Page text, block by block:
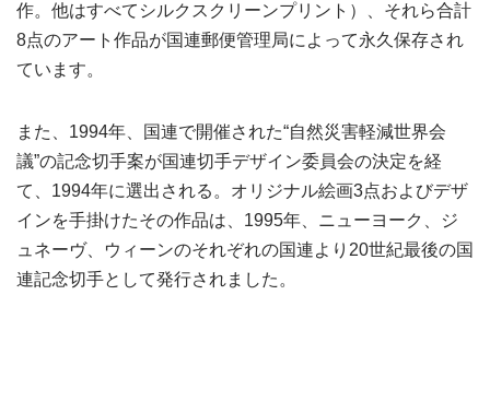
作。他はすべてシルクスクリーンプリント）、それら合計
8点のアート作品が国連郵便管理局によって永久保存され
ています。
また、1994年、国連で開催された“自然災害軽減世界会
議”の記念切手案が国連切手デザイン委員会の決定を経
て、1994年に選出される。オリジナル絵画3点およびデザ
インを手掛けたその作品は、1995年、ニューヨーク、ジ
ュネーヴ、ウィーンのそれぞれの国連より20世紀最後の国
連記念切手として発行されました。